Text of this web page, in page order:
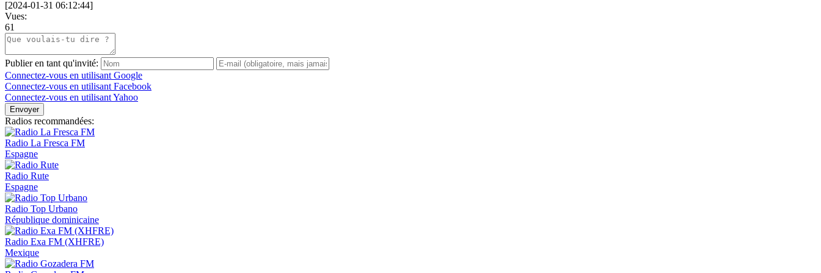
[2024-01-31 06:12:44]
Vues:
61
Publier en tant qu'invité:
Connectez-vous en utilisant Google
Connectez-vous en utilisant Facebook
Connectez-vous en utilisant Yahoo
Envoyer
Radios recommandées:
Radio La Fresca FM
Espagne
Radio Rute
Espagne
Radio Top Urbano
République dominicaine
Radio Exa FM (XHFRE)
Mexique